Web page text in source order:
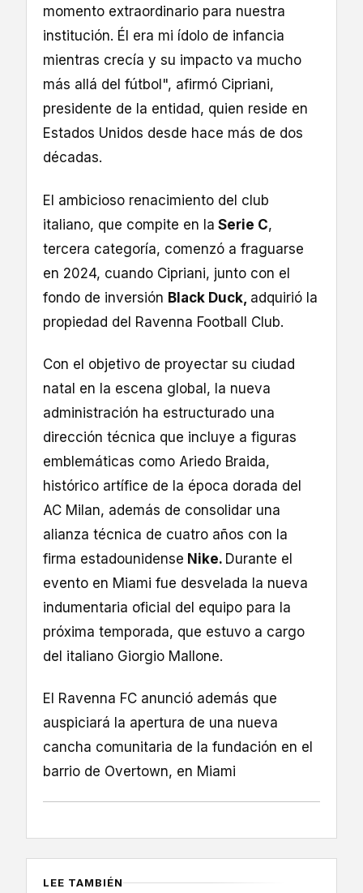
momento extraordinario para nuestra
institución. Él era mi ídolo de infancia
mientras crecía y su impacto va mucho
más allá del fútbol", afirmó Cipriani,
presidente de la entidad, quien reside en
Estados Unidos desde hace más de dos
décadas.
El ambicioso renacimiento del club
italiano, que compite en la Serie C,
tercera categoría, comenzó a fraguarse
en 2024, cuando Cipriani, junto con el
fondo de inversión Black Duck, adquirió la
propiedad del Ravenna Football Club.
Con el objetivo de proyectar su ciudad
natal en la escena global, la nueva
administración ha estructurado una
dirección técnica que incluye a figuras
emblemáticas como Ariedo Braida,
histórico artífice de la época dorada del
AC Milan, además de consolidar una
alianza técnica de cuatro años con la
firma estadounidense Nike. Durante el
evento en Miami fue desvelada la nueva
indumentaria oficial del equipo para la
próxima temporada, que estuvo a cargo
del italiano Giorgio Mallone.
El Ravenna FC anunció además que
auspiciará la apertura de una nueva
cancha comunitaria de la fundación en el
barrio de Overtown, en Miami
LEE TAMBIÉN